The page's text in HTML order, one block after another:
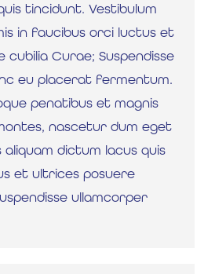
tincidunt. Vestibulum
in faucibus orci luctus et
cubilia Curae; Suspendisse
eu placerat fermentum.
penatibus et magnis
nascetur dum eget
dictum lacus quis
et ultrices posuere
ullamcorper